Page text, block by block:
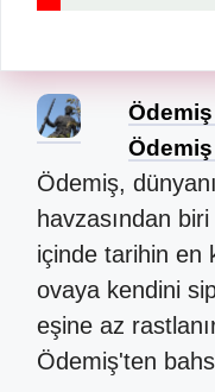
Ödemiş
Ödemiş,
havzasından
içinde tarihin en
ovaya kendini
eşine az
Ödemiş'ten